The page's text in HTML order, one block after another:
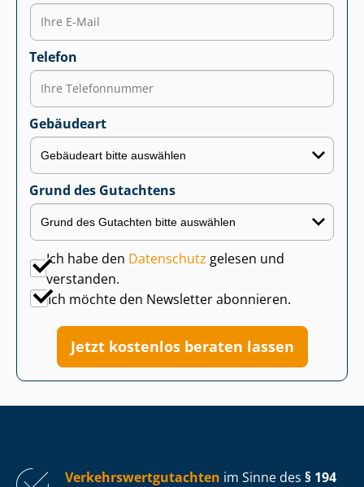
Telefon
Gebäudeart
Grund des Gutachtens
Ich habe den Datenschutz gelesen und
verstanden.
Ich möchte den Newsletter abonnieren.
Jetzt kostenlos beraten lassen
Ver­kehrs­wert­gut­ach­ten im Sinne des § 194